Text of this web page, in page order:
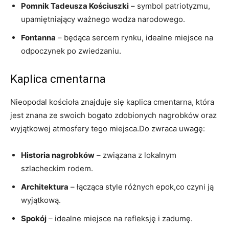
Pomnik Tadeusza Kościuszki – symbol patriotyzmu,
upamiętniający ważnego wodza narodowego.
Fontanna – będąca sercem rynku, idealne miejsce na
odpoczynek po zwiedzaniu.
Kaplica cmentarna
Nieopodal kościoła znajduje się kaplica cmentarna, która
jest znana ze swoich bogato zdobionych nagrobków oraz
wyjątkowej atmosfery tego miejsca.Do zwraca uwagę:
Historia nagrobków – związana z lokalnym
szlacheckim rodem.
Architektura – łącząca style różnych epok,co czyni ją
wyjątkową.
Spokój – idealne miejsce na refleksję i zadumę.